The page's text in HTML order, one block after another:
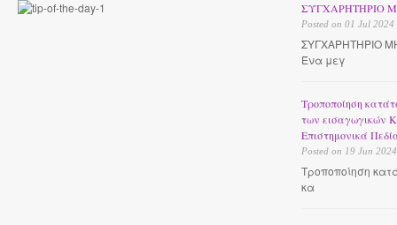
ΣΥΓΧΑΡΗΤΗΡΙΟ
Posted on 01 Jul 2024
ΣΥΓΧΑΡΗΤΗΡΙΟ
Ένα μεγ
Τροποποίηση
των εισαγωγικών
Επιστημονικά
Posted on 19 Jun 2024
Τροποποίηση
κα